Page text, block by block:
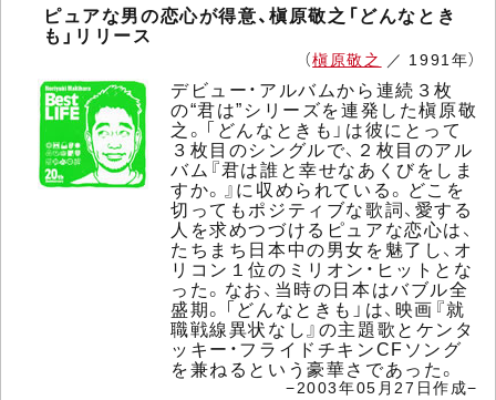
ピュアな男の恋心が得意、槇原敬之「どんなとき
も」リリース
（槇原敬之 ／ 1991年）
デビュー・アルバムから連続３枚
の“君は”シリーズを連発した槇原敬
之。「どんなときも」は彼にとって
３枚目のシングルで、２枚目のアル
バム『君は誰と幸せなあくびをしま
すか。』に収められている。どこを
切ってもポジティブな歌詞、愛する
人を求めつづけるピュアな恋心は、
たちまち日本中の男女を魅了し、オ
リコン１位のミリオン・ヒットとな
った。なお、当時の日本はバブル全
盛期。「どんなときも」は、映画『就
職戦線異状なし』の主題歌とケンタ
ッキー・フライドチキンCFソング
を兼ねるという豪華さであった。
−2003年05月27日作成−